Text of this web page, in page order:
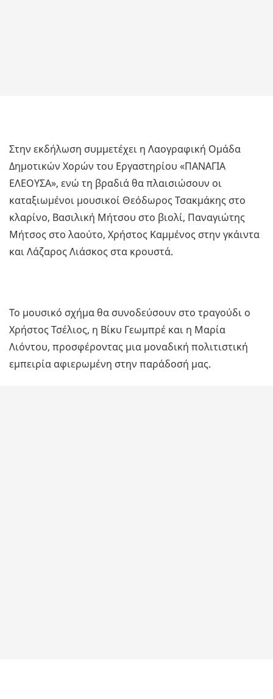
Στην εκδήλωση συμμετέχει η Λαογραφική Ομάδα
Δημοτικών Χορών του Εργαστηρίου «ΠΑΝΑΓΙΑ
ΕΛΕΟΥΣΑ», ενώ τη βραδιά θα πλαισιώσουν οι
καταξιωμένοι μουσικοί Θεόδωρος Τσακμάκης στο
κλαρίνο, Βασιλική Μήτσου στο βιολί, Παναγιώτης
Μήτσος στο λαούτο, Χρήστος Καμμένος στην γκάιντα
και Λάζαρος Λιάσκος στα κρουστά.
Το μουσικό σχήμα θα συνοδεύσουν στο τραγούδι ο
Χρήστος Τσέλιος, η Βίκυ Γεωμπρέ και η Μαρία
Λιόντου, προσφέροντας μια μοναδική πολιτιστική
εμπειρία αφιερωμένη στην παράδοσή μας.